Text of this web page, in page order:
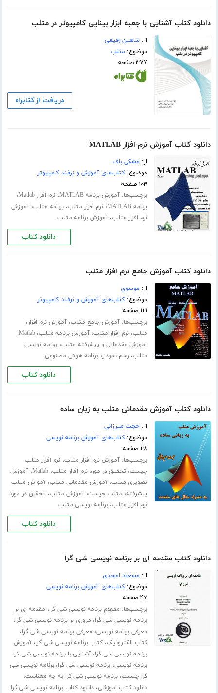
دانلود کتاب آشنایی با جعبه ابزار بینایی کامپیوتر در متلب
از:شاهین رفیعی
موضوع: متلب
۳۷۷ صفحه
دریافت از کتابراه
دانلود کتاب آموزش نرم افزار MATLAB
از: مشکی باف
موضوع:کتاب‌های آموزش و ترفند کامپیوتر
۱۰۳ صفحه
برچسب‌ها:آموزش برنامه MATLAB ،نرم افزار Matlab ،
برنامه MATLAB ،نرم افزار متلب،برنامه متلب،آموزش
نرم افزار متلب،آموزش برنامه متلب
دانلود کتاب
دانلود کتاب آموزش جامع نرم افزار متلب
از: موسوی
موضوع:کتاب‌های آموزش و ترفند کامپیوتر
۱۲۱ صفحه
برچسب‌ها:آموزش جامع متلب،آموزش نرم افزار،
متلب،نرم افزار متلب،آموزش برنامه متلب،Matlab،
آموزش مقدماتی و پیشرفته متلب،برنامه نویسی
متلب،رسم نمودار،برنامه هوش مصنوعی
دانلود کتاب
دانلود کتاب آموزش مقدماتی متلب به زبان ساده
از:حجت میرزائی
موضوع:کتاب‌های آموزش برنامه نویسی
۲۸ صفحه
برچسب‌ها:آموزش نرم افزار متلب،نرم افزار متلب
چیست، تحقیق در مورد نرم افزار متلب،Matlab،آموزش
تصویری متلب،آموزش مقدماتی متلب،آموزش متلب
پیشرفته، متلب چیست،آموزش متلب، تحقیق در مورد
نرم افزار متلب،برنامه نویسی متلب
دانلود کتاب
دانلود کتاب مقدمه ای بر برنامه نویسی شی گرا
از: مسعود امجدی
موضوع:کتاب‌های آموزش برنامه نویسی
۴۷ صفحه
برچسب‌ها: مفهوم برنامه نویسی شی گرا، مقدمه ای بر
برنامه نویسی شی گرا، مروری بر برنامه نویسی شی گرا،
معرفی برنامه نویسی، معرفی برنامه نویسی شی گرا،
کتاب الکترونیک،کتاب برنامه نویسی شی گرا،آموزش
برنامه نویسی شی گرا،آشنایی با برنامه نویسی شی گرا،
برنامه نویسی،برنامه نویسی شی گرا،برنامه نویسی شی
گرا چیست،برنامه نویسی شی گرا به چه معناست،
دانلود کتاب اموزشی،دانلود کتاب برنامه نویسی شی گرا